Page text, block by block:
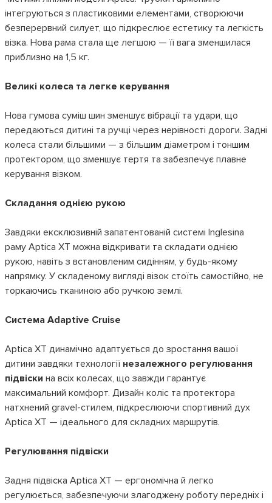
інтегруються з пластиковими елементами, створюючи
безперервний силует, що підкреслює естетику та легкість
візка. Нова рама стала ще легшою — її вага зменшилася
приблизно на 1,5 кг.
Великі колеса та легке керування
Нова гумова суміш шин зменшує вібрації та удари, що
передаються дитині та ручці через нерівності дороги. Задні
колеса стали більшими — з більшим діаметром і тоншим
протектором, що зменшує тертя та забезпечує плавне
керування візком.
Складання однією рукою
Завдяки ексклюзивній запатентованій системі Inglesina
раму Aptica XT можна відкривати та складати однією
рукою, навіть з встановленим сидінням, у будь-якому
напрямку. У складеному вигляді візок стоїть самостійно, не
торкаючись тканиною або ручкою землі.
Система Adaptive Cruise
Aptica XT динамічно адаптується до зростання вашої
дитини завдяки технології незалежного регулювання
підвіски на всіх колесах, що завжди гарантує
максимальний комфорт. Дизайн коліс та протектора
натхнений gravel-стилем, підкреслюючи спортивний дух
Aptica XT — ідеального для складних маршрутів.
Регулювання підвіски
Задня підвіска Aptica XT — ергономічна й легко
регулюється, забезпечуючи злагоджену роботу передніх і